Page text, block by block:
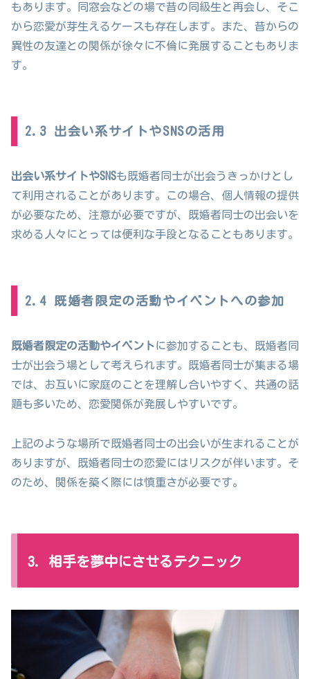
もあります。同窓会などの場で昔の同級生と再会し、そこ
から恋愛が芽生えるケースも存在します。また、昔からの
異性の友達との関係が徐々に不倫に発展することもありま
す。
2.3 出会い系サイトやSNSの活用
出会い系サイトやSNSも既婚者同士が出会うきっかけとし
て利用されることがあります。この場合、個人情報の提供
が必要なため、注意が必要ですが、既婚者同士の出会いを
求める人々にとっては便利な手段となることもあります。
2.4 既婚者限定の活動やイベントへの参加
既婚者限定の活動やイベントに参加することも、既婚者同
士が出会う場として考えられます。既婚者同士が集まる場
では、お互いに家庭のことを理解し合いやすく、共通の話
題も多いため、恋愛関係が発展しやすいです。
上記のような場所で既婚者同士の出会いが生まれることが
ありますが、既婚者同士の恋愛にはリスクが伴います。そ
のため、関係を築く際には慎重さが必要です。
3. 相手を夢中にさせるテクニック